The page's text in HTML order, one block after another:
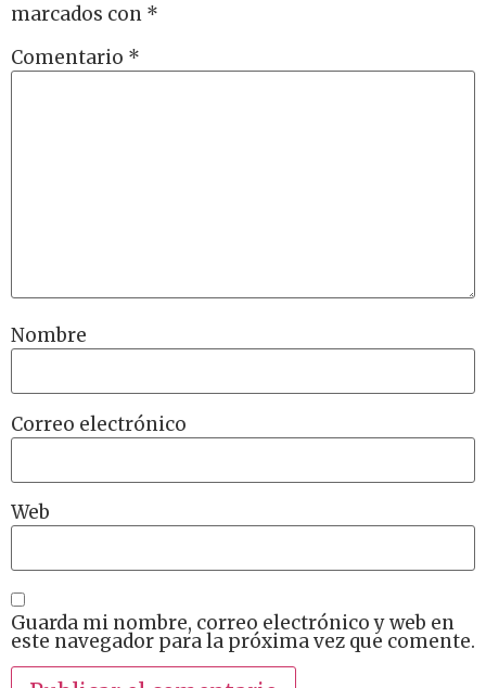
marcados con *
Comentario *
Nombre
Correo electrónico
Web
Guarda mi nombre, correo electrónico y web en
este navegador para la próxima vez que comente.